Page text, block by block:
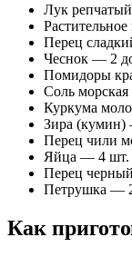
Лук
Перец
Чеснок — 2
Помидоры
Соль
Куркума
Зира
Перец чили
Яйца — 4 шт.
Перец
Петрушка —
Как